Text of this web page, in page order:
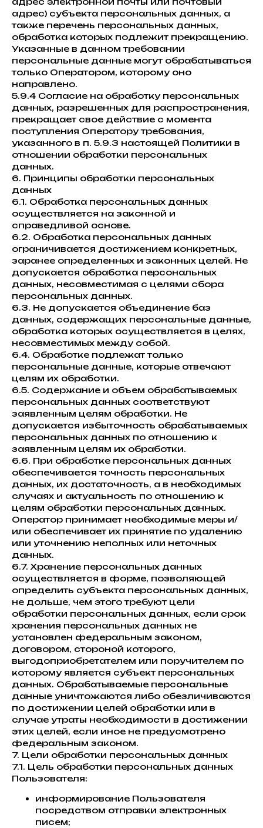
адрес) субъекта персональных данных, а
также перечень персональных данных,
обработка которых подлежит прекращению.
Указанные в данном требовании
персональные данные могут обрабатываться
только Оператором, которому оно
направлено.
5.9.4 Согласие на обработку персональных
данных, разрешенных для распространения,
прекращает свое действие с момента
поступления Оператору требования,
указанного в п. 5.9.3 настоящей Политики в
отношении обработки персональных
данных.
6. Принципы обработки персональных
данных
6.1. Обработка персональных данных
осуществляется на законной и
справедливой основе.
6.2. Обработка персональных данных
ограничивается достижением конкретных,
заранее определенных и законных целей. Не
допускается обработка персональных
данных, несовместимая с целями сбора
персональных данных.
6.3. Не допускается объединение баз
данных, содержащих персональные данные,
обработка которых осуществляется в целях,
несовместимых между собой.
6.4. Обработке подлежат только
персональные данные, которые отвечают
целям их обработки.
6.5. Содержание и объем обрабатываемых
персональных данных соответствуют
заявленным целям обработки. Не
допускается избыточность обрабатываемых
персональных данных по отношению к
заявленным целям их обработки.
6.6. При обработке персональных данных
обеспечивается точность персональных
данных, их достаточность, а в необходимых
случаях и актуальность по отношению к
целям обработки персональных данных.
Оператор принимает необходимые меры и/
или обеспечивает их принятие по удалению
или уточнению неполных или неточных
данных.
6.7. Хранение персональных данных
осуществляется в форме, позволяющей
определить субъекта персональных данных,
не дольше, чем этого требуют цели
обработки персональных данных, если срок
хранения персональных данных не
установлен федеральным законом,
договором, стороной которого,
выгодоприобретателем или поручителем по
которому является субъект персональных
данных. Обрабатываемые персональные
данные уничтожаются либо обезличиваются
по достижении целей обработки или в
случае утраты необходимости в достижении
этих целей, если иное не предусмотрено
федеральным законом.
7. Цели обработки персональных данных
7.1. Цель обработки персональных данных
Пользователя:
информирование Пользователя
посредством отправки электронных
писем;